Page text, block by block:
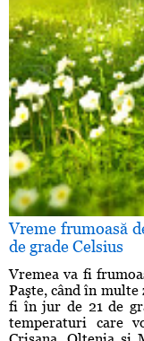
Vreme frumoasă
de grade Celsius
Vremea va fi
Paşte, când în
fi în jur de 21 de
temperaturi care